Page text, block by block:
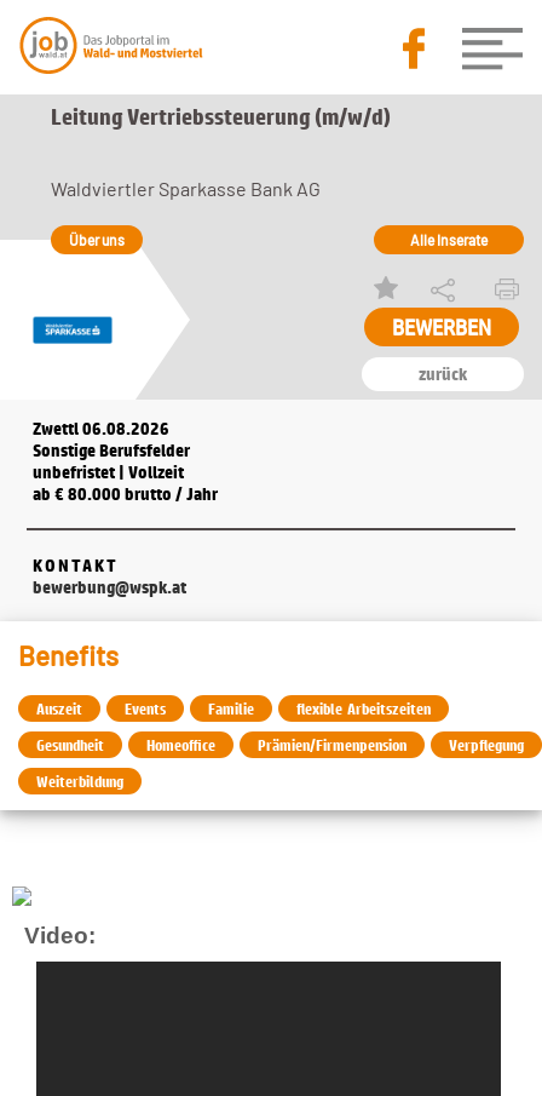
Leitung Vertriebssteuerung (m/w/d)
zurück
Waldviertler Sparkasse Bank AG
Über uns Alle Inserate
BEWERBEN
Zwettl 06.08.2026
Sonstige Berufsfelder
unbefristet | Vollzeit
ab € 80.000 brutto / Jahr
KONTAKT
bewerbung@wspk.at
Benefits
Auszeit Events Familie
flexible Arbeitszeiten
Gesundheit
Homeoffice Prämien/Firmenpension
Verpflegung
Weiterbildung
Video: